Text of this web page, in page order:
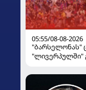
05:55/08-08-2026
"ბარსელონას"
"ლივერპულში"